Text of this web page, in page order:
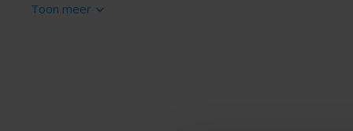
Toon meer